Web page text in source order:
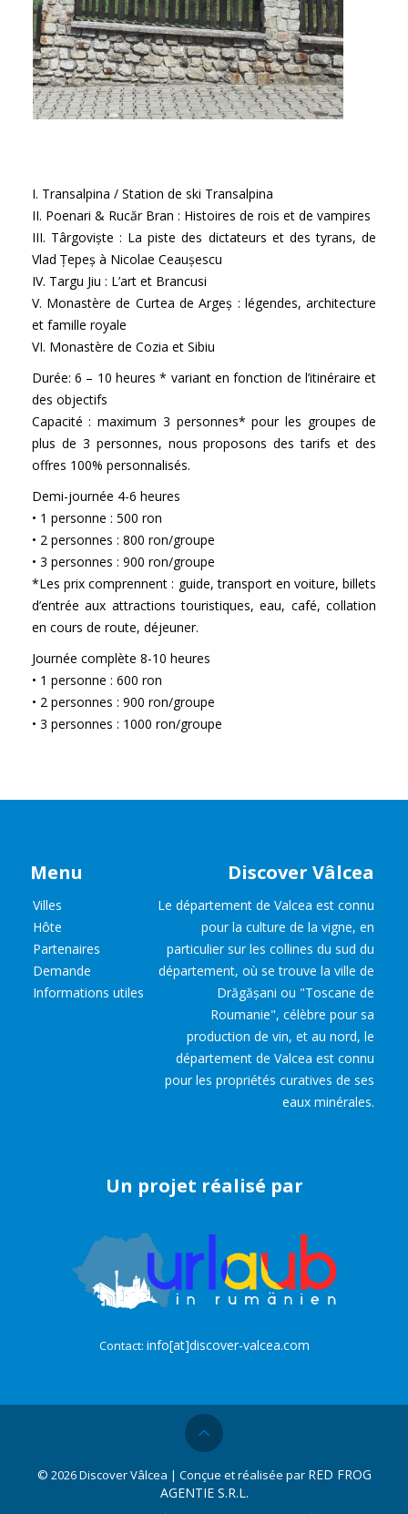
I. Transalpina / Station de ski Transalpina
II. Poenari & Rucăr Bran : Histoires de rois et de vampires
III. Târgoviște : La piste des dictateurs et des tyrans, de
Vlad Țepeș à Nicolae Ceaușescu
IV. Targu Jiu : L’art et Brancusi
V. Monastère de Curtea de Argeș : légendes, architecture
et famille royale
VI. Monastère de Cozia et Sibiu
Durée: 6 – 10 heures * variant en fonction de l’itinéraire et
des objectifs
Capacité : maximum 3 personnes* pour les groupes de
plus de 3 personnes, nous proposons des tarifs et des
offres 100% personnalisés.
Demi-journée 4-6 heures
• 1 personne : 500 ron
• 2 personnes : 800 ron/groupe
• 3 personnes : 900 ron/groupe
*Les prix comprennent : guide, transport en voiture, billets
d’entrée aux attractions touristiques, eau, café, collation
en cours de route, déjeuner.
Journée complète 8-10 heures
• 1 personne : 600 ron
• 2 personnes : 900 ron/groupe
• 3 personnes : 1000 ron/groupe
Menu
Villes
Hôte
Partenaires
Demande
Informations utiles
Discover Vâlcea
Le département de Valcea est connu
pour la culture de la vigne, en
particulier sur les collines du sud du
département, où se trouve la ville de
Drăgășani ou "Toscane de
Roumanie", célèbre pour sa
production de vin, et au nord, le
département de Valcea est connu
pour les propriétés curatives de ses
eaux minérales.
Un projet réalisé par
Contact: info[at]discover-valcea.com
© 2026 Discover Vâlcea | Conçue et réalisée par RED FROG
AGENTIE S.R.L.